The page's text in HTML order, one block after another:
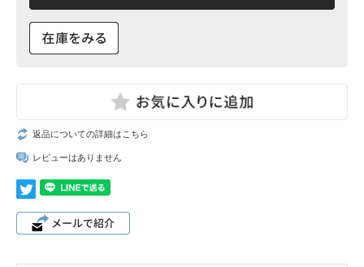
返品についての詳細はこちら
レビューはありません